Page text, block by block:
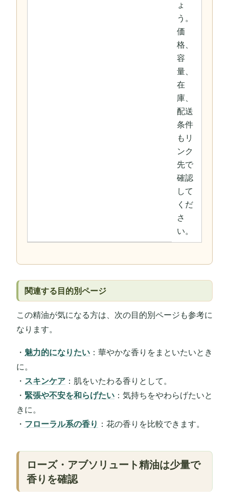
ょ
う。
価
格、
容
量、
在
庫、
配送
条件
もリ
ンク
先で
確認
して
くだ
さ
い。
関連する目的別ページ
この精油が気になる方は、次の目的別ページも参考に
なります。
・ 魅力的になりたい ：華やかな香りをまといたいとき
に。
・ スキンケア ：肌をいたわる香りとして。
・ 緊張や不安を和らげたい ：気持ちをやわらげたいと
きに。
・ フローラル系の香り ：花の香りを比較できます。
ローズ・アブソリュート精油は少量で
香りを確認